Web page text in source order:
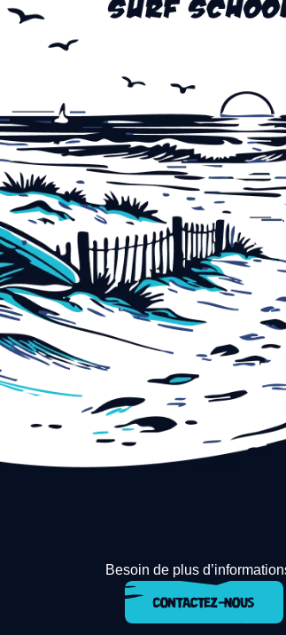
Besoin de plus